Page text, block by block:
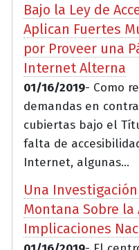
Bajo la Ley de
Aplican Fuertes
por Proveer una
Internet Alterna
01/16/2019- Como
demandas en
cubiertas bajo el
falta de
Internet, algunas...
Una
Montana Sobre la
Implicaciones